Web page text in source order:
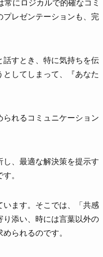
にロジカルで的確なコミ
プレゼンテーションも、完
話すとき、特に気持ちを伝
してしまって、『あなた
れるコミュニケーション
、最適な解決策を提示す
。
ます。そこでは、「共感
添い、時には言葉以外の
られるのです。